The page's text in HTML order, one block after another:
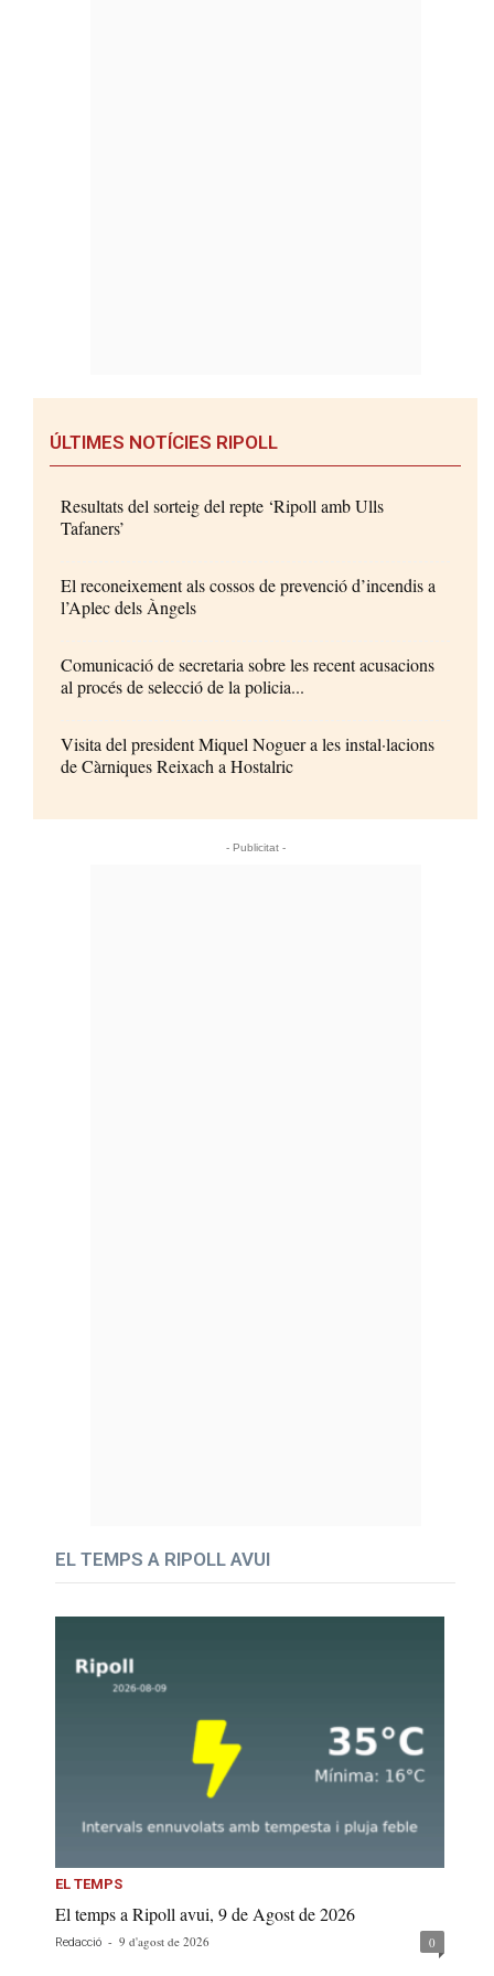
ÚLTIMES NOTÍCIES RIPOLL
Resultats del sorteig del repte ‘Ripoll amb Ulls
Tafaners’
El reconeixement als cossos de prevenció d’incendis a
l’Aplec dels Àngels
Comunicació de secretaria sobre les recent acusacions
al procés de selecció de la policia...
Visita del president Miquel Noguer a les instal·lacions
de Càrniques Reixach a Hostalric
- Publicitat -
EL TEMPS A RIPOLL AVUI
EL TEMPS
El temps a Ripoll avui, 9 de Agost de 2026
Redacció - 9 d'agost de 2026 0